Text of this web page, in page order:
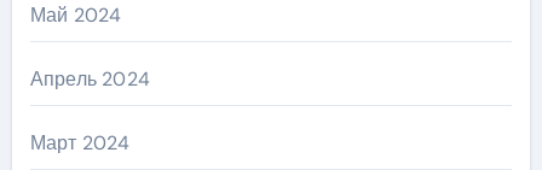
Май 2024
Апрель 2024
Март 2024